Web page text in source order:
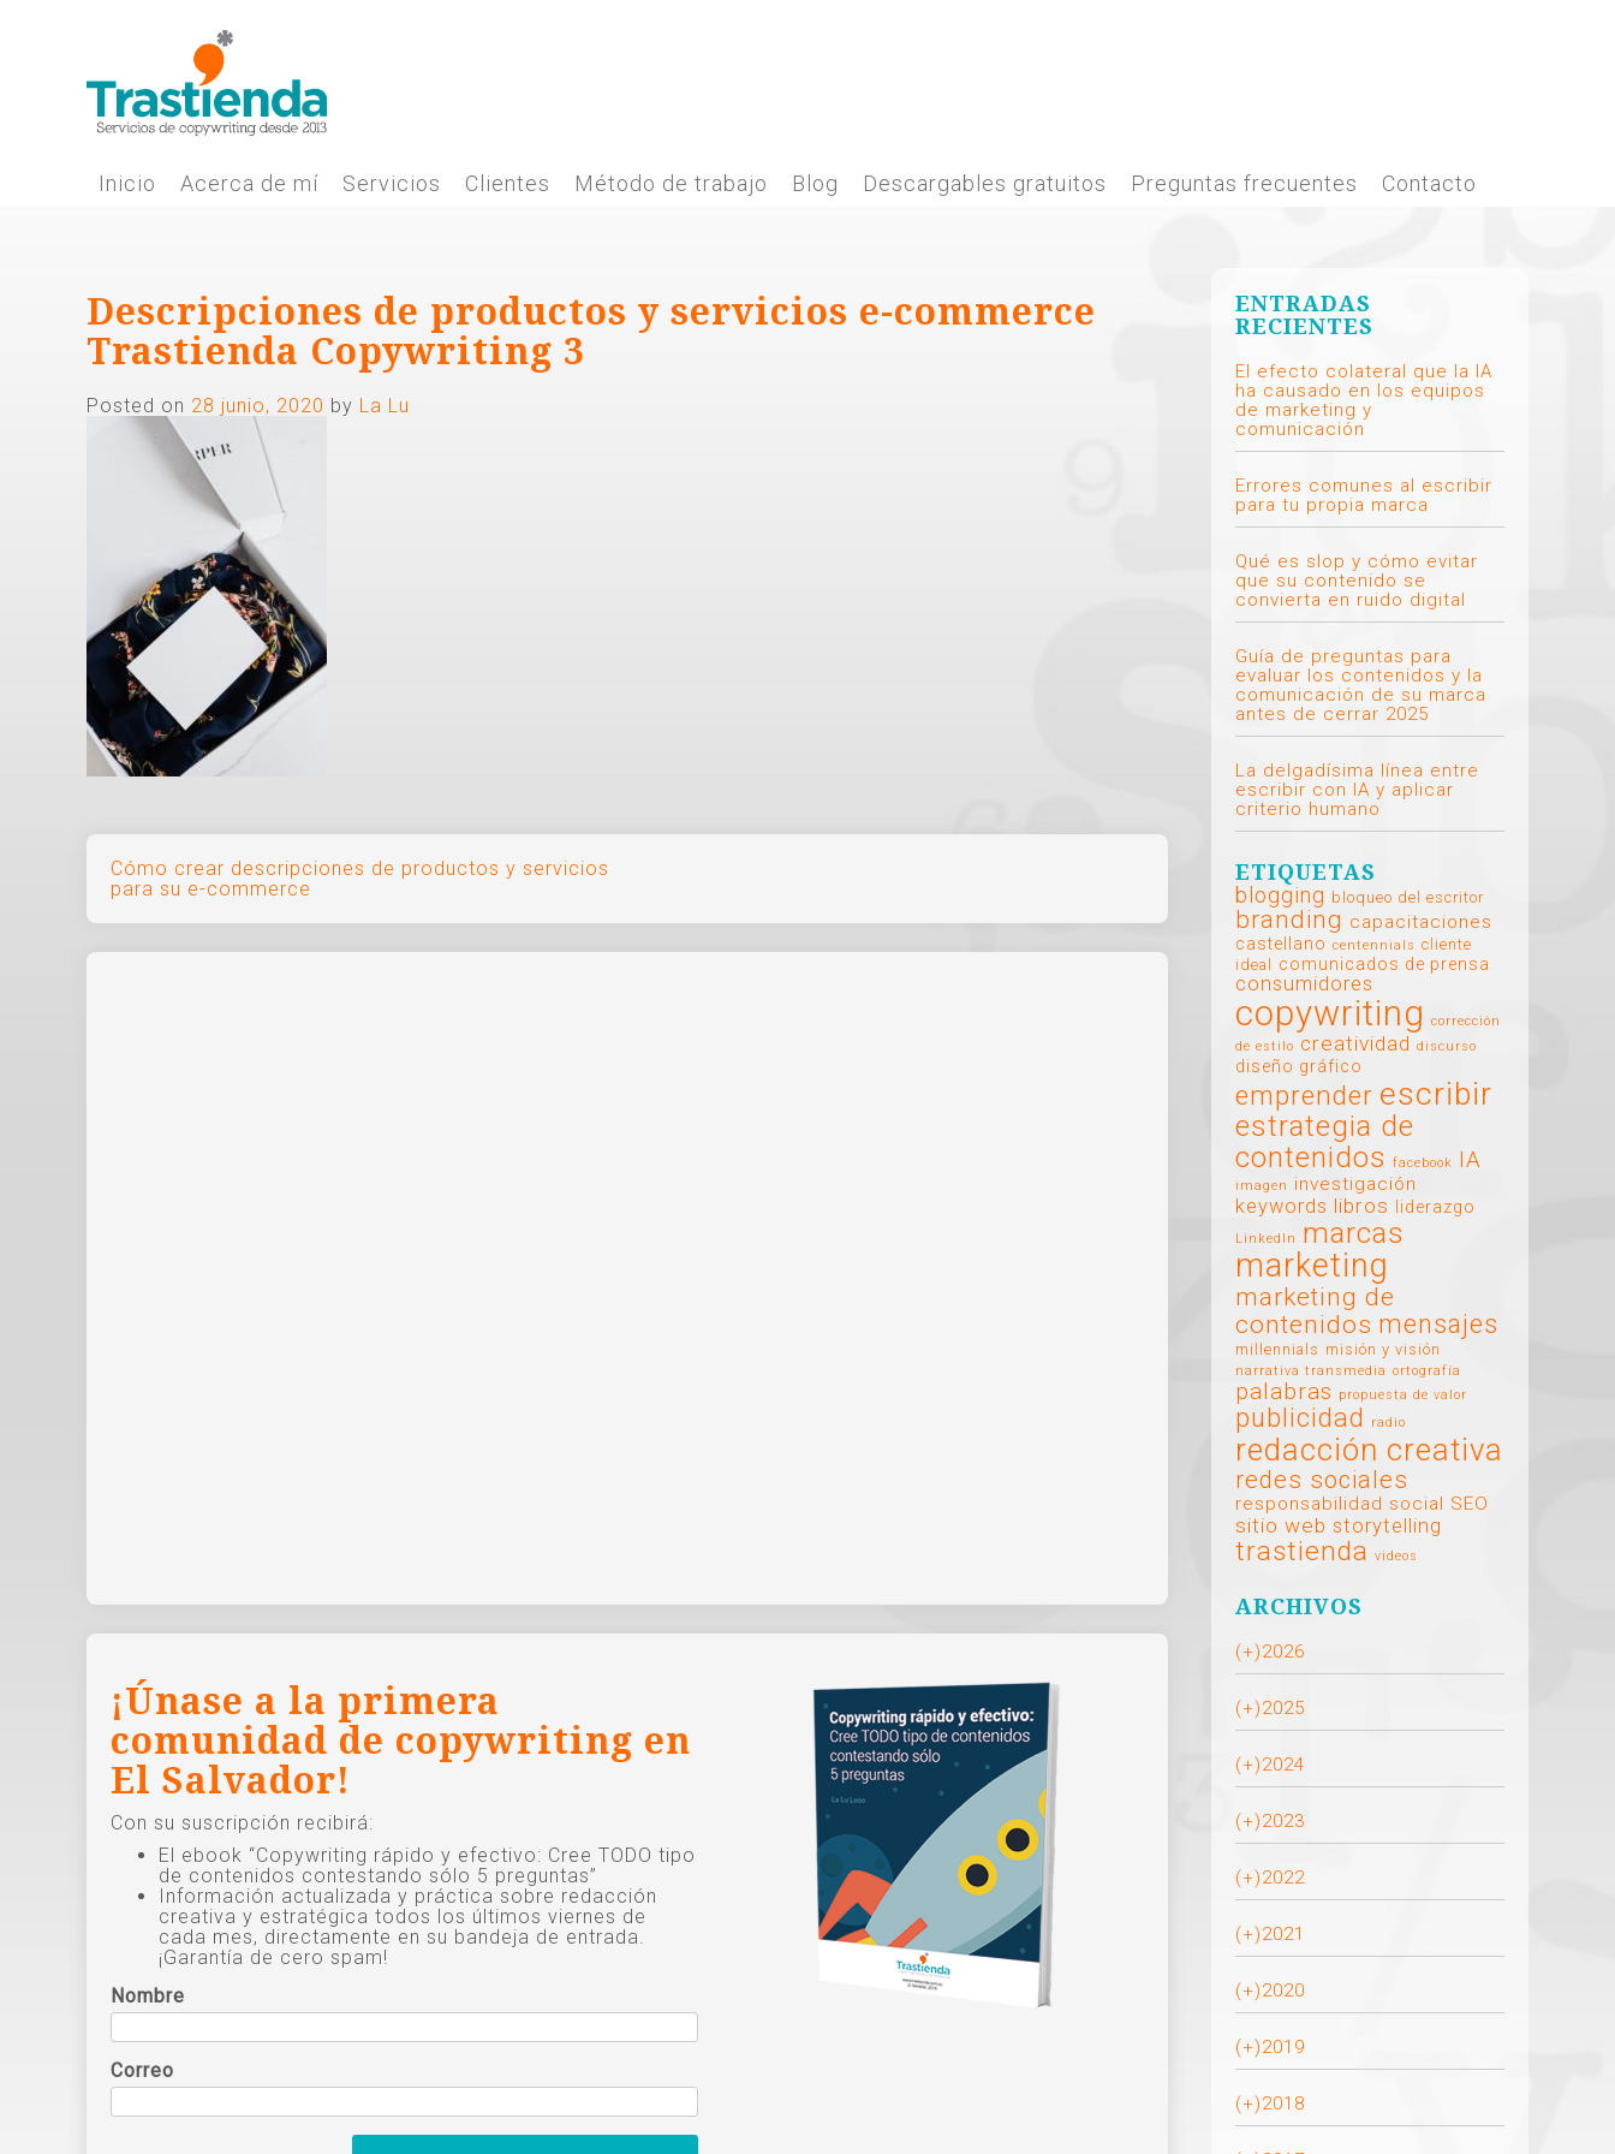
Inicio Acerca de mí Servicios Clientes Método de trabajo Blog Descargables gratuitos Preguntas frecuentes Contacto
Descripciones de productos y servicios e-commerce
Trastienda Copywriting 3
Posted on 28 junio, 2020 by La Lu
Navegación
de
entradas
Cómo crear descripciones de productos y servicios
para su e-commerce
¡Únase a la primera
comunidad de copywriting en
El Salvador!
Con su suscripción recibirá:
El ebook “Copywriting rápido y efectivo: Cree TODO tipo
de contenidos contestando sólo 5 preguntas”
Información actualizada y práctica sobre redacción
creativa y estratégica todos los últimos viernes de
cada mes, directamente en su bandeja de entrada.
¡Garantía de cero spam!
Nombre
Correo
ENTRADAS
RECIENTES
El efecto colateral que la IA
ha causado en los equipos
de marketing y
comunicación
Errores comunes al escribir
para tu propia marca
Qué es slop y cómo evitar
que su contenido se
convierta en ruido digital
Guía de preguntas para
evaluar los contenidos y la
comunicación de su marca
antes de cerrar 2025
La delgadísima línea entre
escribir con IA y aplicar
criterio humano
ETIQUETAS
blogging bloqueo del escritor
branding capacitaciones
castellano centennials cliente
ideal
comunicados de prensa
consumidores
copywriting
corrección
de estilo creatividad discurso
diseño gráfico
emprender escribir
estrategia de
contenidos
facebook IA
imagen investigación
keywords libros liderazgo
LinkedIn marcas
marketing
marketing de
contenidos mensajes
millennials misión y visión
narrativa transmedia ortografía
palabras propuesta de valor
publicidad radio
redacción creativa
redes sociales
responsabilidad social SEO
sitio web storytelling
trastienda videos
ARCHIVOS
(+)2026
(+)2025
(+)2024
(+)2023
(+)2022
(+)2021
(+)2020
(+)2019
(+)2018